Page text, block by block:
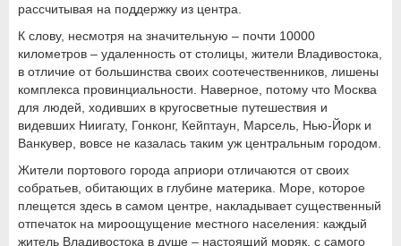
рассчитывая на поддержку из центра.
К слову, несмотря на значительную – почти 10000
километров – удаленность от столицы, жители Владивостока,
в отличие от большинства своих соотечественников, лишены
комплекса провинциальности. Наверное, потому что Москва
для людей, ходивших в кругосветные путешествия и
видевших Ниигату, Гонконг, Кейптаун, Марсель, Нью-Йорк и
Ванкувер, вовсе не казалась таким уж центральным городом.
Жители портового города априори отличаются от своих
собратьев, обитающих в глубине материка. Море, которое
плещется здесь в самом центре, накладывает существенный
отпечаток на мироощущение местного населения: каждый
житель Владивостока в душе – настоящий моряк, с самого